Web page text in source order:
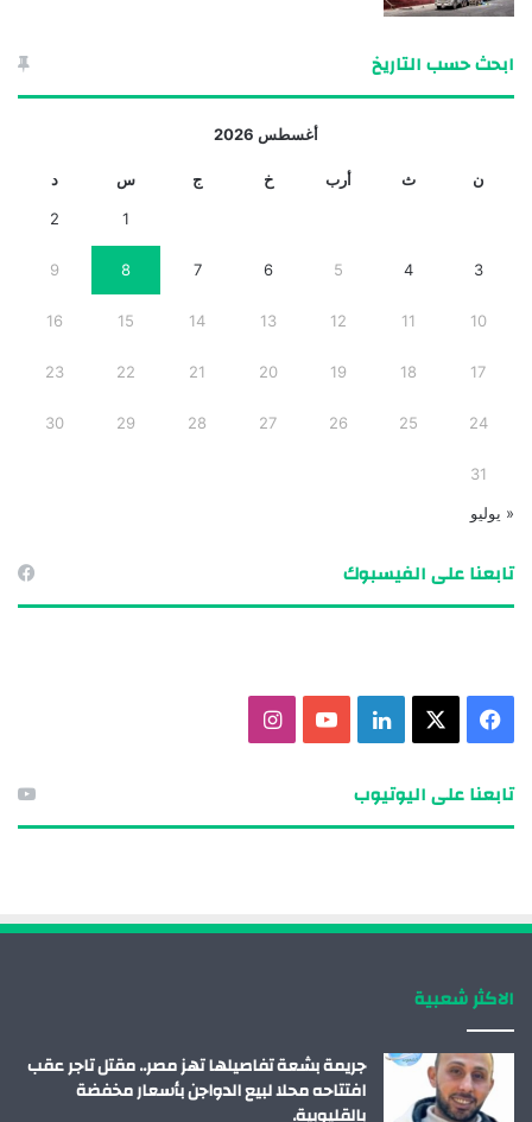
ابحث حسب التاريخ
أغسطس 2026
ن ث أرب خ ج س د
1
2
3
4
5
6
7
8
9
10
11
12
13
14
15
16
17
18
19
20
21
22
23
24
25
26
27
28
29
30
31
« يوليو
تابعنا على الفيسبوك
م
تابعنا على اليوتيوب
الاكثر شعبية
جريمة بشعة تفاصيلها تهز مصر.. مقتل تاجر عقب
افتتاحه محلا لبيع الدواجن بأسعار مخفضة